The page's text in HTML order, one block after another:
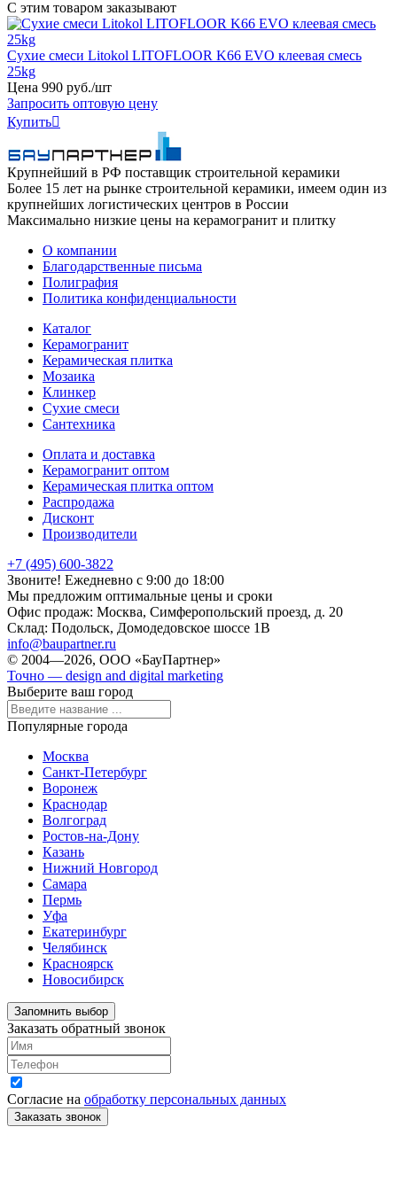
С этим товаром заказывают
Сухие смеси Litokol LITOFLOOR K66 EVO клеевая смесь
25kg
Цена 990 руб./шт
Запросить оптовую цену
Купить
Крупнейший в РФ поставщик строительной керамики
Более 15 лет на рынке строительной керамики, имеем один из
крупнейших логистических центров в России
Максимально низкие цены на керамогранит и плитку
О компании
Благодарственные письма
Полиграфия
Политика конфиденциальности
Каталог
Керамогранит
Керамическая плитка
Мозаика
Клинкер
Сухие смеси
Сантехника
Оплата и доставка
Керамогранит оптом
Керамическая плитка оптом
Распродажа
Дисконт
Производители
+7 (495) 600-3822
Звоните! Ежедневно с 9:00 до 18:00
Мы предложим оптимальные цены и сроки
Офис продаж: Москва, Симферопольский проезд, д. 20
Склад: Подольск, Домодедовское шоссе 1В
info@baupartner.ru
© 2004—2026, ООО «БауПартнер»
Точно — design and digital marketing
Выберите ваш город
Популярные города
Москва
Санкт-Петербург
Воронеж
Краснодар
Волгоград
Ростов-на-Дону
Казань
Нижний Новгород
Самара
Пермь
Уфа
Екатеринбург
Челябинск
Красноярск
Новосибирск
Запомнить выбор
Заказать обратный звонок
Согласие на обработку персональных данных